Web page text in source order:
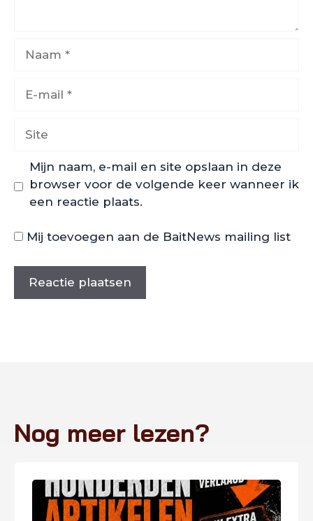
mail
Mijn naam, e-mail en site opslaan in deze
browser voor de volgende keer wanneer ik
een reactie plaats.
Mij toevoegen aan de BaitNews mailing list
Nog meer lezen?